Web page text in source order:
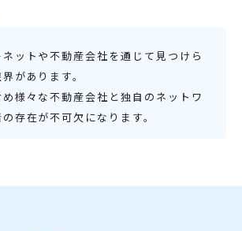
ットや不動産会社を通じて見つけら
があります。
様々な不動産会社と独自のネットワ
存在が不可欠になります。